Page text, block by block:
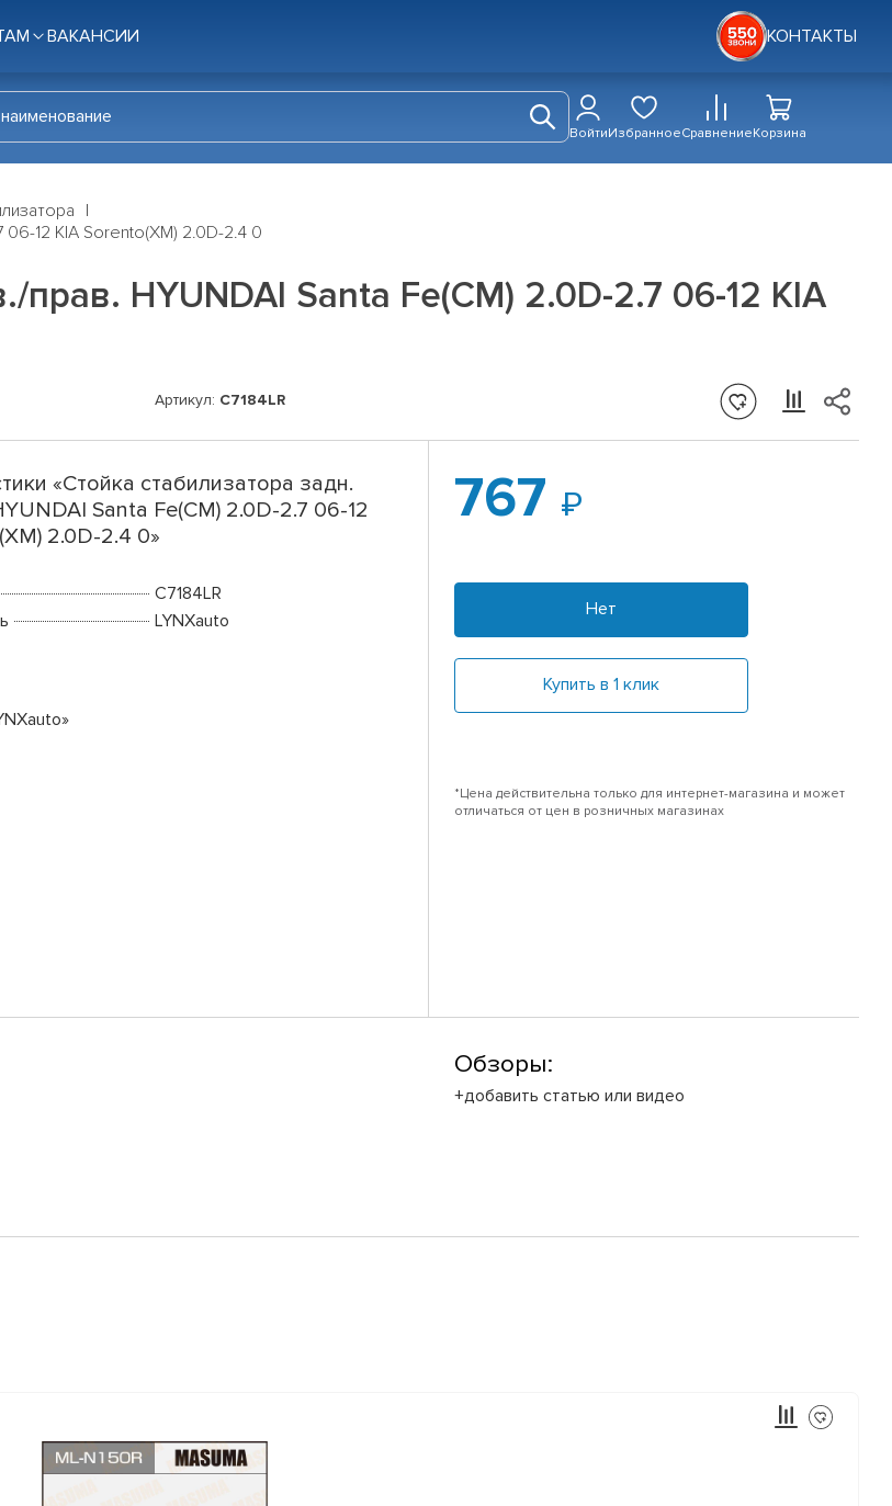
ВАКАНСИИ КОНТАКТЫ
ВойтиИзбранноеСравнениеКорзина
06-12 KIA Sorento(XM) 2.0D-2.4 0
прав. HYUNDAI Santa Fe(CM) 2.0D-2.7 06-12 KIA
Артикул: C7184LR
«Стойка стабилизатора задн.
Santa Fe(CM) 2.0D-2.7 06-12
2.0D-2.4 0»
C7184LR
LYNXauto
767
Нет
Купить в 1 клик
*Цена действительна только для интернет-магазина и может
отличаться от цен в розничных магазинах
Обзоры:
+добавить статью или видео